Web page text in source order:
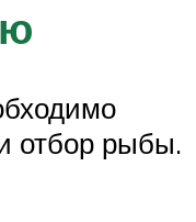
отбор рыбы.